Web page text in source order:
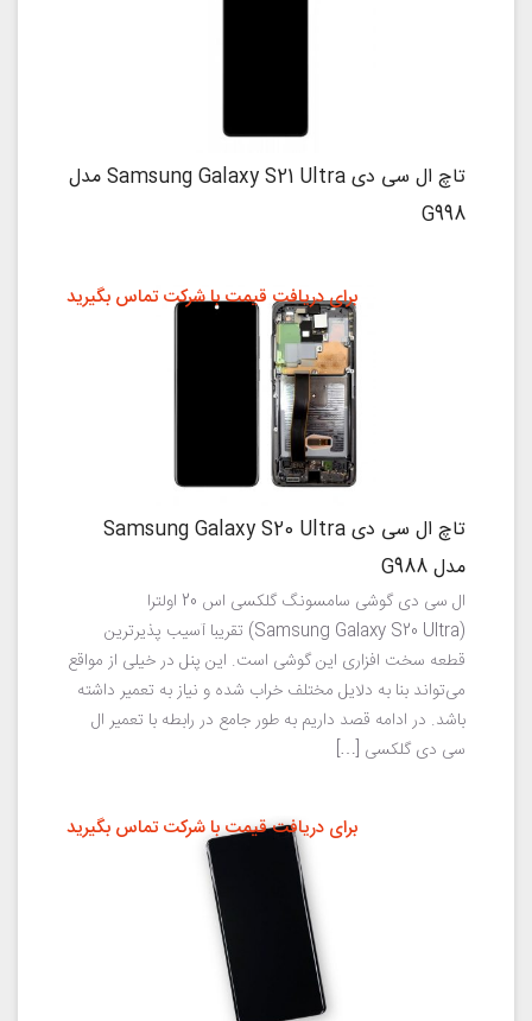
تاچ ال سی دی Samsung Galaxy S21 Ultra مدل
G998
تاچ ال سی دی Samsung Galaxy S20 Ultra
مدل G988
ال سی دی گوشی سامسونگ گلکسی اس 20 اولترا
(Samsung Galaxy S20 Ultra) تقریبا آسیب پذیرترین
قطعه سخت افزاری این گوشی است. این پنل در خیلی از مواقع
می‌تواند بنا به دلایل مختلف خراب شده و نیاز به تعمیر داشته
باشد. در ادامه قصد داریم به طور جامع در رابطه با تعمیر ال
سی دی گلکسی […]
برای دریافت قیمت با شرکت تماس بگیرید
برای دریافت قیمت با شرکت تماس بگیرید